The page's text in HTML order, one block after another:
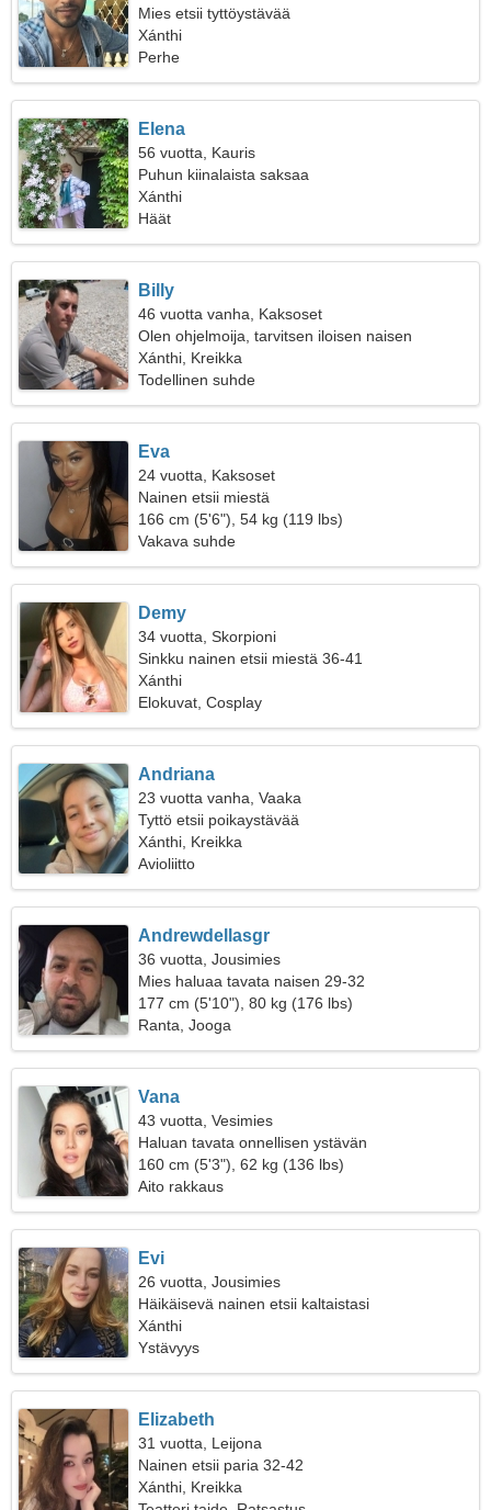
Mies etsii tyttöystävää
Xánthi
Perhe
Elena
56 vuotta, Kauris
Puhun kiinalaista saksaa
Xánthi
Häät
Billy
46 vuotta vanha, Kaksoset
Olen ohjelmoija, tarvitsen iloisen naisen
Xánthi, Kreikka
Todellinen suhde
Eva
24 vuotta, Kaksoset
Nainen etsii miestä
166 cm (5'6"), 54 kg (119 lbs)
Vakava suhde
Demy
34 vuotta, Skorpioni
Sinkku nainen etsii miestä 36-41
Xánthi
Elokuvat, Cosplay
Andriana
23 vuotta vanha, Vaaka
Tyttö etsii poikaystävää
Xánthi, Kreikka
Avioliitto
Andrewdellasgr
36 vuotta, Jousimies
Mies haluaa tavata naisen 29-32
177 cm (5'10"), 80 kg (176 lbs)
Ranta, Jooga
Vana
43 vuotta, Vesimies
Haluan tavata onnellisen ystävän
160 cm (5'3"), 62 kg (136 lbs)
Aito rakkaus
Evi
26 vuotta, Jousimies
Häikäisevä nainen etsii kaltaistasi
Xánthi
Ystävyys
Elizabeth
31 vuotta, Leijona
Nainen etsii paria 32-42
Xánthi, Kreikka